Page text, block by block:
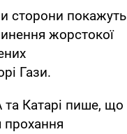
сторони покажуть
жорстокої
Гази.
Катарі пише, що
прохання